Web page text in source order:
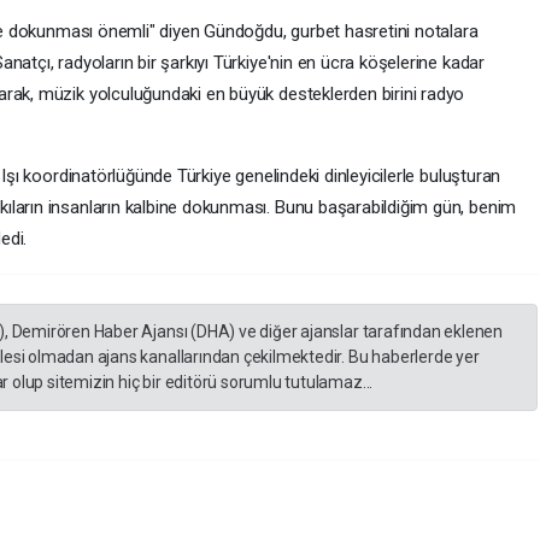
dokunması önemli" diyen Gündoğdu, gurbet hasretini notalara
radyoların bir şarkıyı Türkiye'nin en ücra köşelerine kadar
müzik yolculuğundaki en büyük desteklerden birini radyo
Işı koordinatörlüğünde Türkiye genelindeki dinleyicilerle buluşturan
insanların kalbine dokunması. Bunu başarabildiğim gün, benim
Demirören Haber Ajansı (DHA) ve diğer ajanslar tarafından eklenen
olmadan ajans kanallarından çekilmektedir. Bu haberlerde yer
sitemizin hiç bir editörü sorumlu tutulamaz...